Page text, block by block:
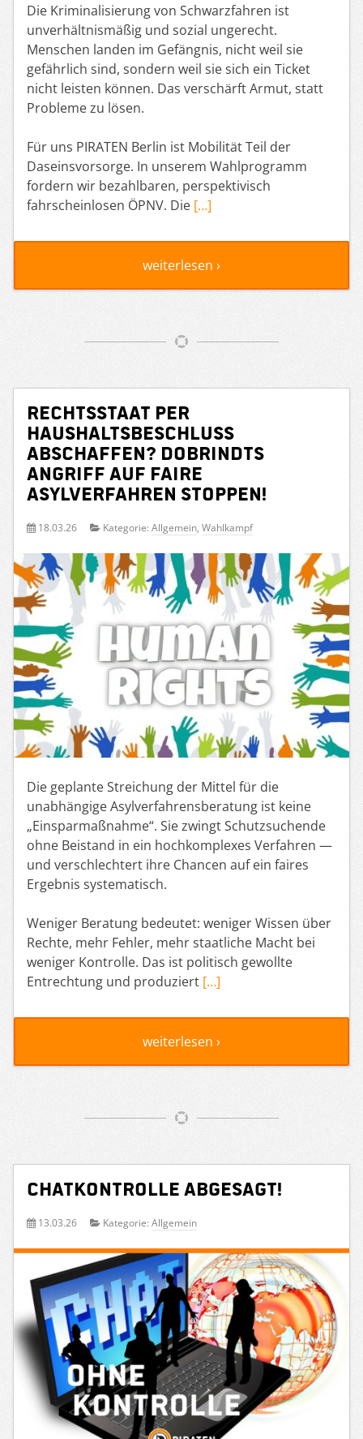
Die Kriminalisierung von Schwarzfahren ist
unverhältnismäßig und sozial ungerecht.
Menschen landen im Gefängnis, nicht weil sie
gefährlich sind, sondern weil sie sich ein Ticket
nicht leisten können. Das verschärft Armut, statt
Probleme zu lösen.
Für uns PIRATEN Berlin ist Mobilität Teil der
Daseinsvorsorge. In unserem Wahlprogramm
fordern wir bezahlbaren, perspektivisch
fahrscheinlosen ÖPNV. Die […]
weiterlesen ›
Rechtsstaat per
Haushaltsbeschluss
abschaffen? Dobrindts
Angriff auf faire
Asylverfahren stoppen!
18.03.26 Kategorie: Allgemein, Wahlkampf
Die geplante Streichung der Mittel für die
unabhängige Asylverfahrensberatung ist keine
„Einsparmaßnahme“. Sie zwingt Schutzsuchende
ohne Beistand in ein hochkomplexes Verfahren —
und verschlechtert ihre Chancen auf ein faires
Ergebnis systematisch.
Weniger Beratung bedeutet: weniger Wissen über
Rechte, mehr Fehler, mehr staatliche Macht bei
weniger Kontrolle. Das ist politisch gewollte
Entrechtung und produziert […]
weiterlesen ›
Chatkontrolle abgesagt!
13.03.26 Kategorie: Allgemein